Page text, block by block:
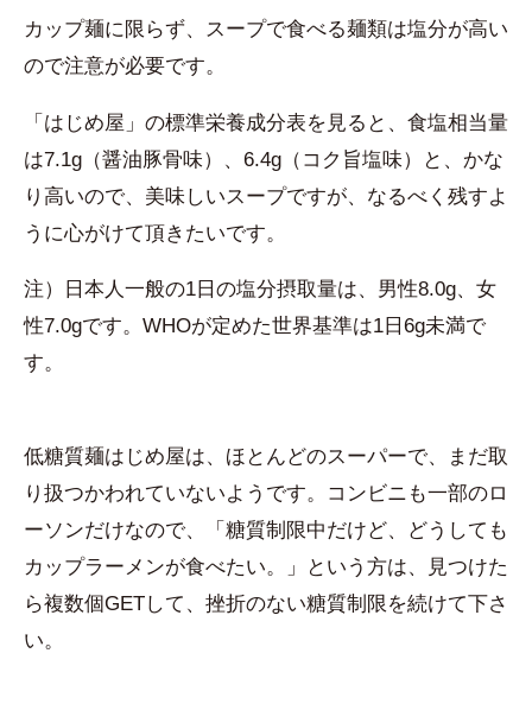
カップ麺に限らず、スープで食べる麺類は塩分が高い
ので注意が必要です。
「はじめ屋」の標準栄養成分表を見ると、食塩相当量
は7.1g（醤油豚骨味）、6.4g（コク旨塩味）と、かな
り高いので、美味しいスープですが、なるべく残すよ
うに心がけて頂きたいです。
注）日本人一般の1日の塩分摂取量は、男性8.0g、女
性7.0gです。WHOが定めた世界基準は1日6g未満で
す。
低糖質麺はじめ屋は、ほとんどのスーパーで、まだ取
り扱つかわれていないようです。コンビニも一部のロ
ーソンだけなので、「糖質制限中だけど、どうしても
カップラーメンが食べたい。」という方は、見つけた
ら複数個GETして、挫折のない糖質制限を続けて下さ
い。